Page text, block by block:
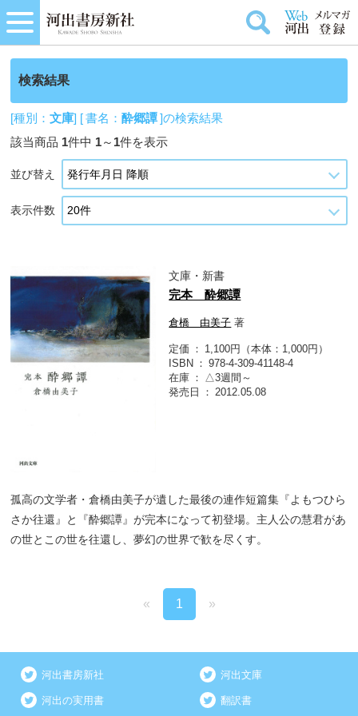
検索結果
[種別：文庫] [ 書名：酔郷譚]の検索結果
該当商品 1件中 1～ 1件を表示
並び替え
表示件数
文庫・新書
完本 酔郷譚
倉橋 由美子 著
定価
1,100円（本体：1,000円）
ISBN
978-4-309-41148-4
在庫
△3週間～
発売日
2012.05.08
孤高の文学者・倉橋由美子が遺した最後の連作短篇集『よもつひら
さか往還』と『酔郷譚』が完本になって初登場。主人公の慧君があ
の世とこの世を往還し、夢幻の世界で歓を尽くす。
« 1 »
河出書房新社 河出文庫
河出の実用書 翻訳書